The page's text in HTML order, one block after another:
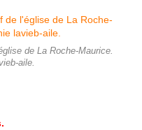
de La Roche-Maurice.
aile.